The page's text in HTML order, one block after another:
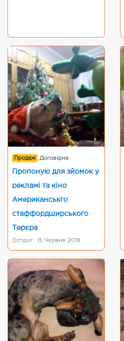
Продаж Договірна
Пропоную для зйомок у
рекламі та кіно
Американськго
стаффордширського
Терєра
Острог · 15 Червня 2018